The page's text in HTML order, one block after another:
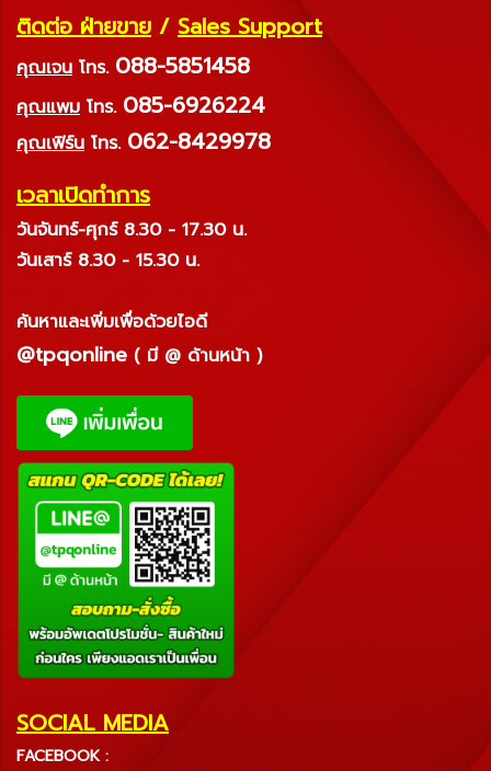
ติดต่อ ฝ่ายขาย / Sales Support
คุณเจน โทร. 088-5851458
คุณแพม โทร. 085-6926224
คุณเฟิร์น โทร. 062-8429978
เวลาเปิดทำการ
วันจันทร์-ศุกร์ 8.30 - 17.30 น.
วันเสาร์ 8.30 - 15.30 น.
ค้นหาและเพิ่มเพื่อด้วยไอดี
@tpqonline ( มี @ ด้านหน้า )
SOCIAL MEDIA
FACEBOOK :